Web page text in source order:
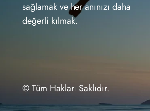
sağlamak ve her anınızı daha
değerli kılmak.
© Tüm Hakları Saklıdır.